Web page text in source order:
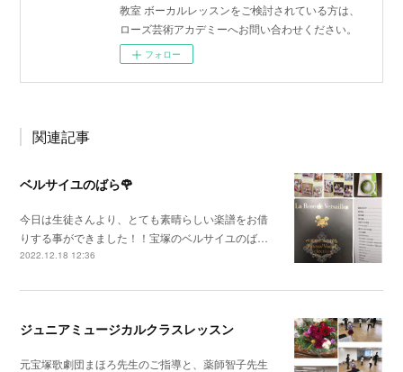
教室 ボーカルレッスンをご検討されている方は、
ローズ芸術アカデミーへお問い合わせください。
フォロー
関連記事
ベルサイユのばら🌹
今日は生徒さんより、とても素晴らしい楽譜をお借
りする事ができました！！宝塚のベルサイユのば…
2022.12.18 12:36
ジュニアミュージカルクラスレッスン
元宝塚歌劇団まほろ先生のご指導と、薬師智子先生